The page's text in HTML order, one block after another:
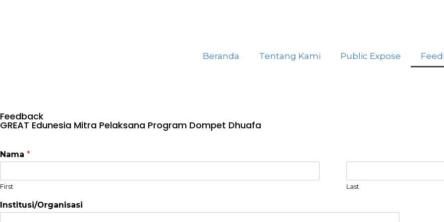
Beranda Tentang Kami Public Expose
Feedback
GREAT Edunesia Mitra Pelaksana Program Dompet Dhuafa
Nama *
First Last
Institusi/Organisasi